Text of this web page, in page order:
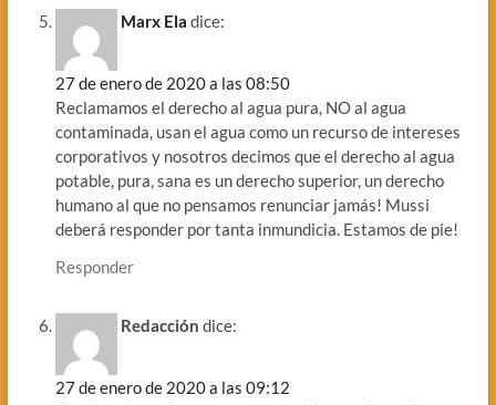
Marx Ela dice:
27 de enero de 2020 a las 08:50
Reclamamos el derecho al agua pura, NO al agua
contaminada, usan el agua como un recurso de intereses
corporativos y nosotros decimos que el derecho al agua
potable, pura, sana es un derecho superior, un derecho
humano al que no pensamos renunciar jamás! Mussi
deberá responder por tanta inmundicia. Estamos de pie!
Responder
Redacción dice:
27 de enero de 2020 a las 09:12